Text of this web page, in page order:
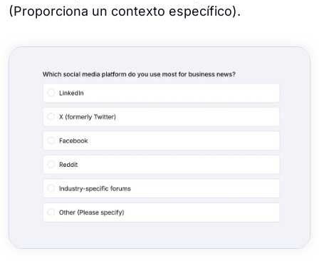
(Proporciona un contexto específico).